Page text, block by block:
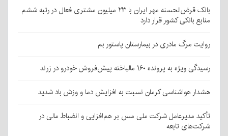
بانک قرض‌الحسنه مهر ایران با ۲۳ میلیون مشتری فعال در رتبه ششم
منابع بانکی کشور قرار دارد
روایت مرگ مادری در بیمارستان پاستور بم
رسیدگی ویژه به پرونده ۱۶۰ مالباخته پیش‌فروش خودرو در زرند
هشدار هواشناسی کرمان نسبت به افزایش دما و وزش باد شدید
تأکید مدیرعامل شرکت ملی مس بر هم‌افزایی و انضباط مالی در
شرکت‌های تابعه